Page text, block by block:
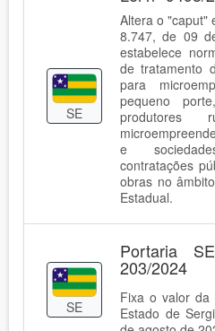
SE
Altera o "caput"
8.747, de 09
estabelece
de tratamento
para
pequeno
produtores
e
contratações
obras no
Estadual.
SE
Portaria
203/2024
Fixa o valor da
Estado de